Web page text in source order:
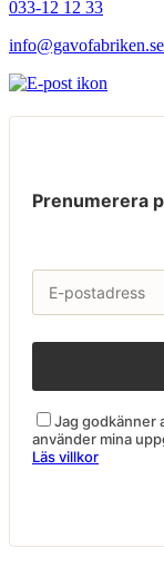
033-12 12 33
info@gavofabriken.se
Prenumerera
Jag godkänner
använder mina
Läs villkor